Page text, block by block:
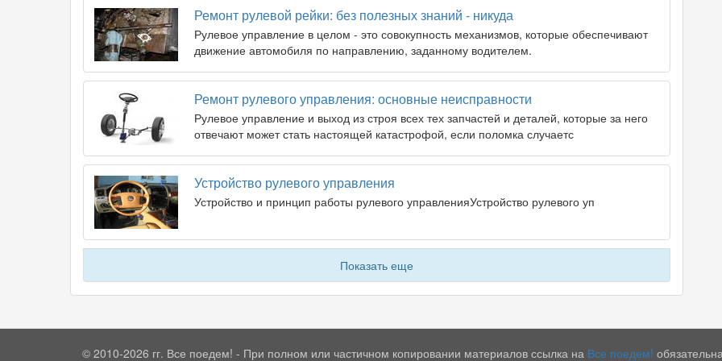
Ремонт рулевой рейки: без полезных знаний - никуда
Рулевое управление в целом - это совокупность механизмов, которые обеспечивают
движение автомобиля по направлению, заданному водителем.
Ремонт рулевого управления: основные неисправности
Рулевое управление и выход из строя всех тех запчастей и деталей, которые за него
отвечают может стать настоящей катастрофой, если поломка случаетс
Устройство рулевого управления
Устройство и принцип работы рулевого управленияУстройство рулевого уп
Показать еще
© 2010-2026 гг. Все поедем! - При полном или частичном копировании материалов ссылка на Все поедем!